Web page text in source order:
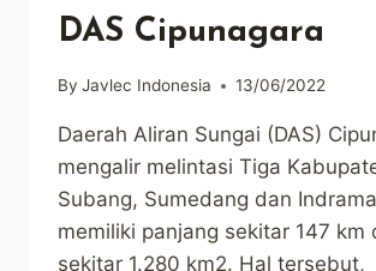
DAS Cipunagara
By Javlec Indonesia 13/06/2022
Daerah Aliran Sungai (DAS)
mengalir melintasi Tiga
Subang, Sumedang dan
memiliki panjang sekitar 147 km
sekitar 1.280 km2. Hal tersebut,